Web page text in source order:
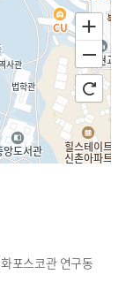
포스코관 연구동